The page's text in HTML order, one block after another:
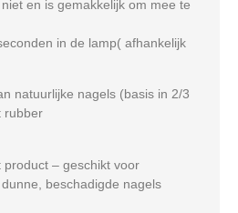
en is gemakkelijk om mee te
in de lamp( afhankelijk
natuurlijke nagels (basis in 2/3
rubber
– geschikt voor
beschadigde nagels